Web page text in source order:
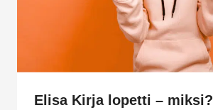
Elisa Kirja lopetti – miksi?